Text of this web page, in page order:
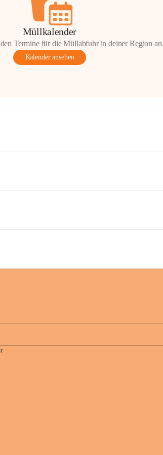
Müllkalender
Termine für die Müllabfuhr in deiner Region
Kalender ansehen